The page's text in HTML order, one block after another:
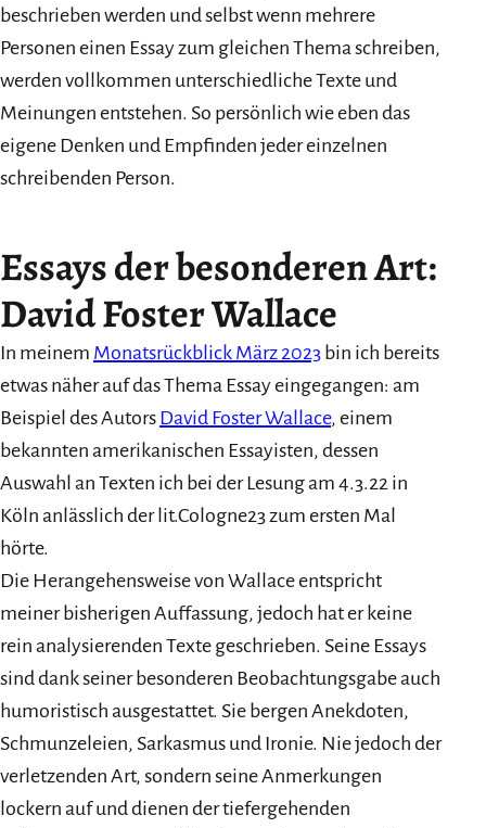
beschrieben werden und selbst wenn mehrere
Personen einen Essay zum gleichen Thema schreiben,
werden vollkommen unterschiedliche Texte und
Meinungen entstehen. So persönlich wie eben das
eigene Denken und Empfinden jeder einzelnen
schreibenden Person.
Essays der besonderen Art:
David Foster Wallace
In meinem Monatsrückblick März 2023 bin ich bereits
etwas näher auf das Thema Essay eingegangen: am
Beispiel des Autors David Foster Wallace, einem
bekannten amerikanischen Essayisten, dessen
Auswahl an Texten ich bei der Lesung am 4.3.22 in
Köln anlässlich der lit.Cologne23 zum ersten Mal
hörte.
Die Herangehensweise von Wallace entspricht
meiner bisherigen Auffassung, jedoch hat er keine
rein analysierenden Texte geschrieben. Seine Essays
sind dank seiner besonderen Beobachtungsgabe auch
humoristisch ausgestattet. Sie bergen Anekdoten,
Schmunzeleien, Sarkasmus und Ironie. Nie jedoch der
verletzenden Art, sondern seine Anmerkungen
lockern auf und dienen der tiefergehenden